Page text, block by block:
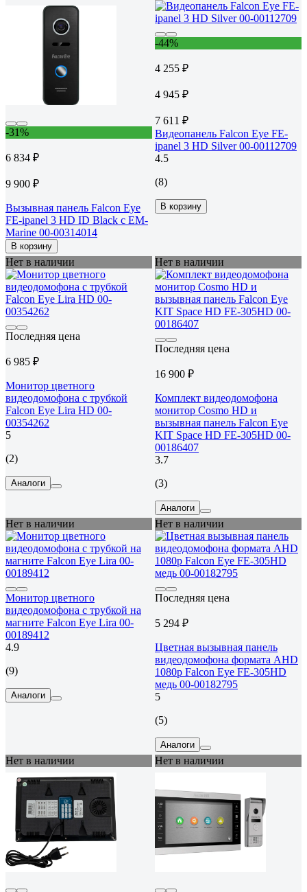
-31%
6 834 ₽
9 900 ₽
Вызывная панель Falcon Eye
FE-ipanel 3 HD ID Black с EM-
Marine 00-00314014
В корзину
-44%
4 255 ₽
4 945 ₽
7 611 ₽
Видеопанель Falcon Eye FE-
ipanel 3 HD Silver 00-00112709
4.5
(8)
В корзину
Нет в наличии
Последняя цена
6 985 ₽
Монитор цветного
видеодомофона с трубкой
Falcon Eye Lira HD 00-
00354262
5
(2)
Аналоги
Нет в наличии
Последняя цена
16 900 ₽
Комплект видеодомофона
монитор Cosmo HD и
вызывная панель Falcon Eye
KIT Space HD FE-305HD 00-
00186407
3.7
(3)
Аналоги
Нет в наличии
Монитор цветного
видеодомофона с трубкой на
магните Falcon Eye Lira 00-
00189412
4.9
(9)
Аналоги
Нет в наличии
Последняя цена
5 294 ₽
Цветная вызывная панель
видеодомофона формата AHD
1080p Falcon Eye FE-305HD
медь 00-00182795
5
(5)
Аналоги
Нет в наличии Нет в наличии